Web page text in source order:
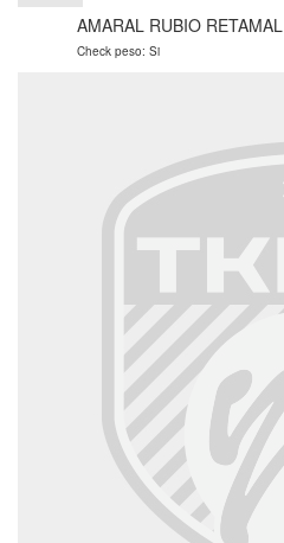
AMARAL RUBIO RETAMAL
Check peso: Si